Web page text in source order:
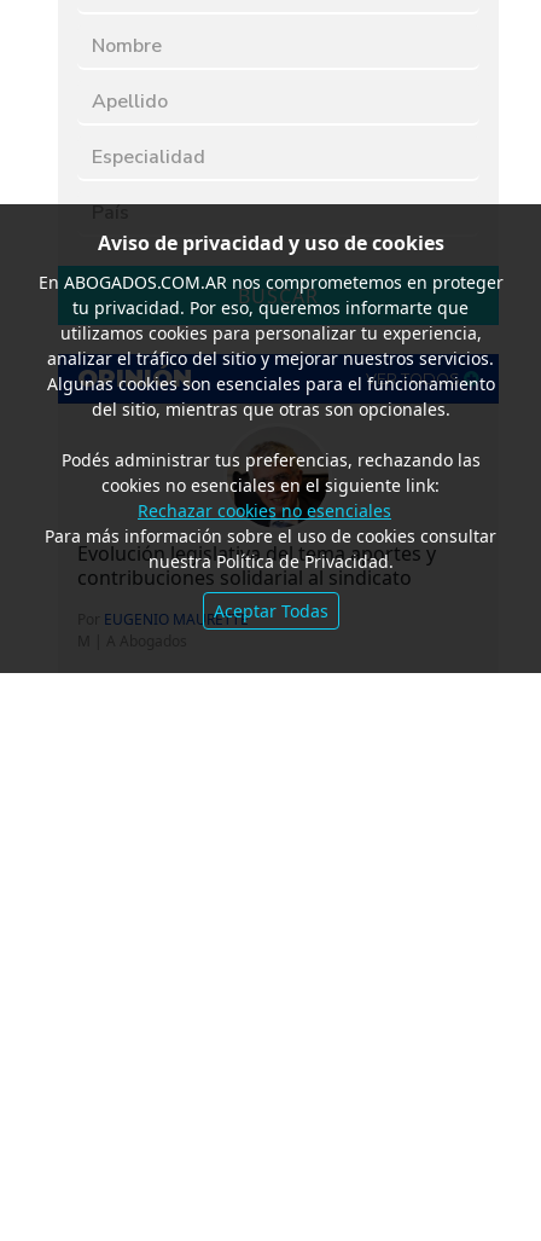
BUSCAR
OPINIÓN VER TODOS
Evolución legislativa del tema aportes y
contribuciones solidarial al sindicato
EUGENIO MAURETTE
Aviso de privacidad y uso de cookies
En ABOGADOS.COM.ARnos comprometemos en proteger
tu privacidad. Por eso, queremos informarte que
utilizamos cookies para personalizar tu experiencia,
analizar el tráfico del sitio y mejorar nuestros servicios.
Algunas cookies son esenciales para el funcionamiento
del sitio, mientras que otras son opcionales.
Podés administrar tus preferencias, rechazando las
cookies no esenciales en el siguiente link:
Rechazar cookies no esenciales
Para más información sobre el uso de cookies consultar
nuestra Política de Privacidad.
Aceptar Todas